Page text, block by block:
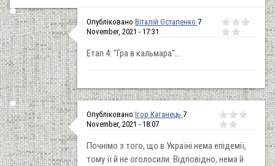
Опубліковано Віталій Остапенко 7
November, 2021 - 17:31
Етап 4: "Гра в кальмара"...
Опубліковано Ігор Каганець 7
November, 2021 - 18:07
Почнімо з того, що в Україні нема епідемії,
тому її й не оголосили. Відповідно, нема й